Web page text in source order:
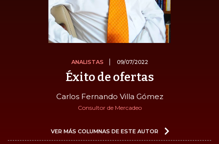
ANALISTAS 09/07/2022
Éxito de ofertas
Carlos Fernando Villa Gómez
Consultor de Mercadeo
VER MÁS COLUMNAS DE ESTE AUTOR